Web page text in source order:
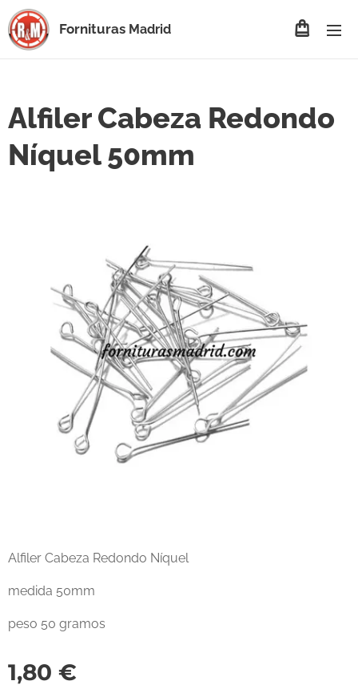
Fornituras Madrid
Alfiler Cabeza Redondo
Níquel 50mm
Alfiler Cabeza Redondo Níquel
medida 50mm
peso 50 gramos
1,80 €